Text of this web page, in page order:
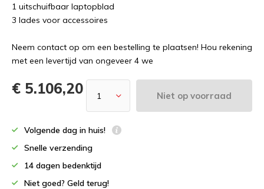
1 uitschuifbaar laptopblad
3 lades voor accessoires
Neem contact op om een bestelling te plaatsen! Hou rekening
met een levertijd van ongeveer 4 we
€ 5.106,20 Niet op voorraad
Volgende dag in huis!
Snelle verzending
14 dagen bedenktijd
Niet goed? Geld terug!